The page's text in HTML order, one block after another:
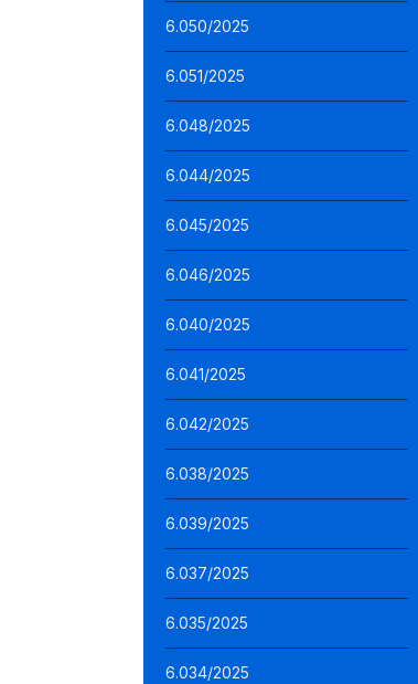
6.050/2025
6.051/2025
6.048/2025
6.044/2025
6.045/2025
6.046/2025
6.040/2025
6.041/2025
6.042/2025
6.038/2025
6.039/2025
6.037/2025
6.035/2025
6.034/2025